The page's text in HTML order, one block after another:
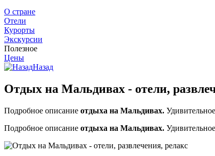
О стране
Отели
Курорты
Экскурсии
Полезное
Цены
Назад
Отдых на Мальдивах - отели,
Подробное описание отдыха на Мальдивах.
Подробное описание отдыха на Мальдивах.